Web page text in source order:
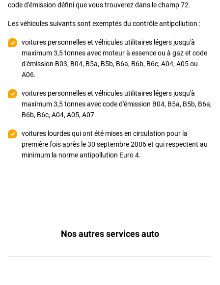
code d'émission défini que vous trouverez dans le champ 72.
Les véhicules suivants sont exemptés du contrôle antipollution :
voitures personnelles et véhicules utilitaires légers jusqu'à
maximum 3,5 tonnes avec moteur à essence ou à gaz et code
d'émission B03, B04, B5a, B5b, B6a, B6b, B6c, A04, A05 ou
A06.
voitures personnelles et véhicules utilitaires légers jusqu'à
maximum 3,5 tonnes avec code d'émission B04, B5a, B5b, B6a,
B6b, B6c, A04, A05, A07.
voitures lourdes qui ont été mises en circulation pour la
première fois après le 30 septembre 2006 et qui respectent au
minimum la norme antipollution Euro 4.
Nos autres services auto